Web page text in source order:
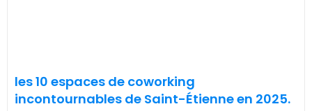
les 10 espaces de coworking
incontournables de Saint-Étienne en 2025.